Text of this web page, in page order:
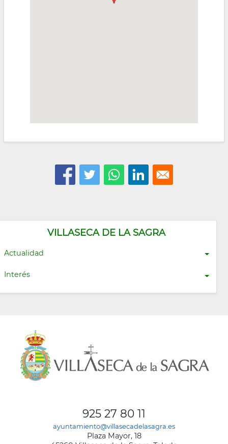
VILLASECA DE LA SAGRA
Actualidad
Interés
925 27 80 11
ayuntamiento@villasecadelasagra.es
Plaza Mayor, 18